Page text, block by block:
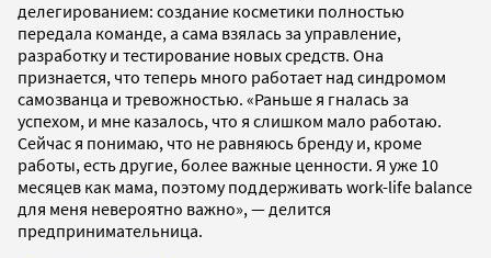
делегированием: создание косметики полностью
передала команде, а сама взялась за управление,
разработку и тестирование новых средств. Она
признается, что теперь много работает над синдромом
самозванца и тревожностью. «Раньше я гналась за
успехом, и мне казалось, что я слишком мало работаю.
Сейчас я понимаю, что не равняюсь бренду и, кроме
работы, есть другие, более важные ценности. Я уже 10
месяцев как мама, поэтому поддерживать work-life balance
для меня невероятно важно», — делится
предпринимательница.